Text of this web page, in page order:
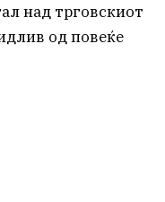
над трговскиот
од повеќе